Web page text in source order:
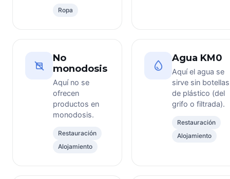
Ropa
No
monodosis
Aquí no se
ofrecen
productos en
monodosis.
Restauración
Alojamiento
Agua KM0
Aquí el agua se
sirve sin botellas
de plástico (del
grifo o filtrada).
Restauración
Alojamiento